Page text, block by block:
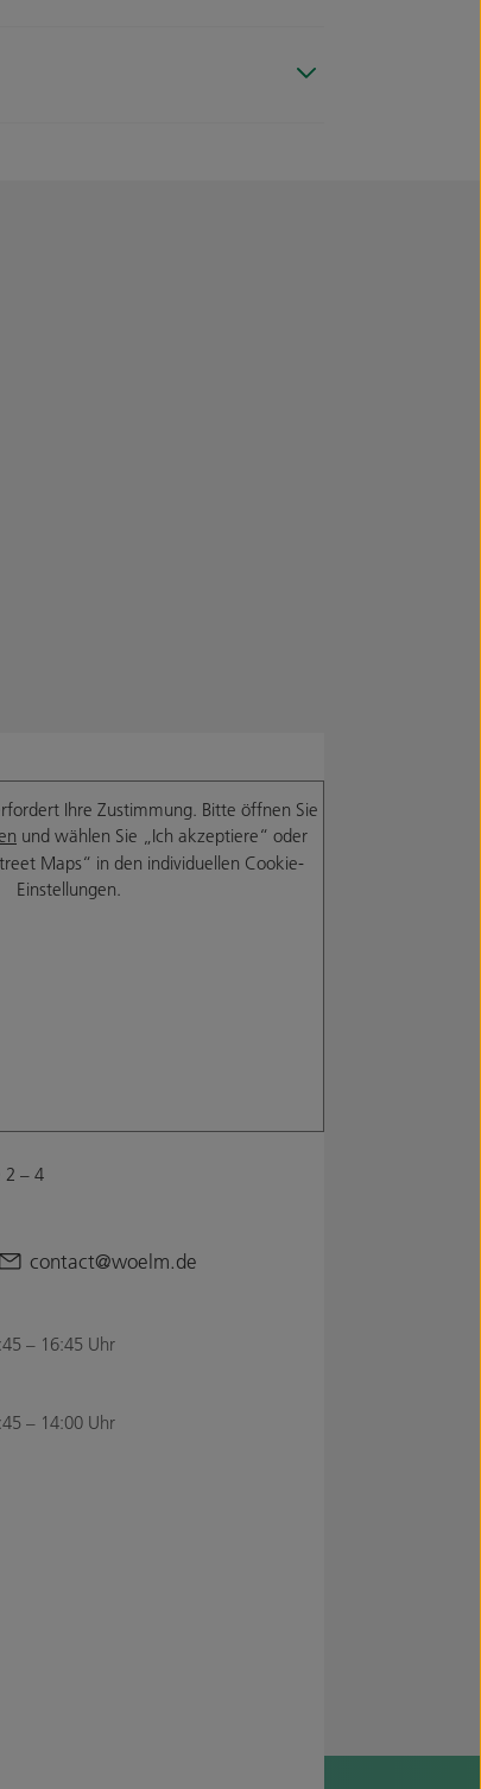
Ihre Zustimmung. Bitte öffnen Sie
und wählen Sie „Ich akzeptiere“ oder
Maps“ in den individuellen Cookie-
Einstellungen.
2 – 4
contact@woelm.de
– 16:45 Uhr
– 14:00 Uhr